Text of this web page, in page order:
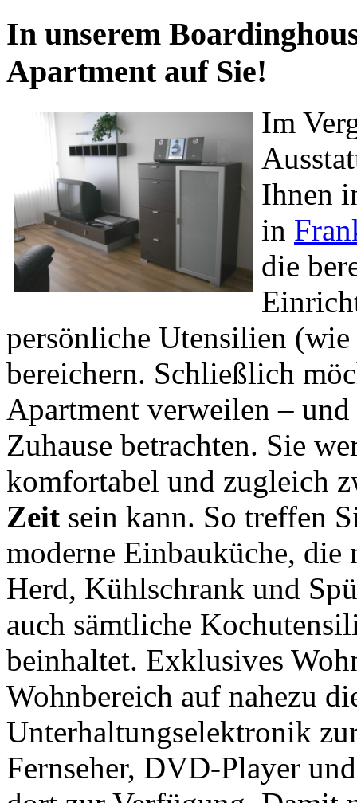
In unserem
Apartment auf Sie!
Im
Ihnen
in
die
persönliche Utensilien
bereichern. Schließlich
Apartment verweilen – und
Zuhause betrachten. Sie
komfortabel und zugleich
Zeit sein kann. So treffen
moderne Einbauküche,
Herd, Kühlschrank und
auch sämtliche
beinhaltet. Exklusives
Wohnbereich auf nahezu
Unterhaltungselektronik
Fernseher, DVD-Player